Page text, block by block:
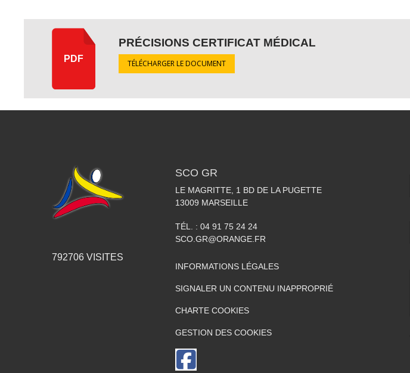
PDF
PRÉCISIONS CERTIFICAT MÉDICAL
TÉLÉCHARGER LE DOCUMENT
792706 VISITES
SCO GR
LE MAGRITTE, 1 BD DE LA PUGETTE
13009 MARSEILLE
TÉL. : 04 91 75 24 24
SCO.GR@ORANGE.FR
INFORMATIONS LÉGALES
SIGNALER UN CONTENU INAPPROPRIÉ
CHARTE COOKIES
GESTION DES COOKIES